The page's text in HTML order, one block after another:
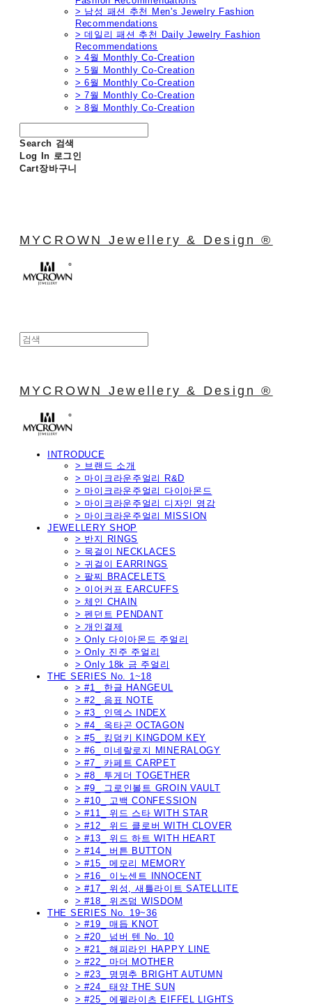
> 남성 패션 추천 Men's Jewelry Fashion
Recommendations
> 데일리 패션 추천 Daily Jewelry Fashion
Recommendations
> 4월 Monthly Co-Creation
> 5월 Monthly Co-Creation
> 6월 Monthly Co-Creation
> 7월 Monthly Co-Creation
> 8월 Monthly Co-Creation
Search 검색
Log In 로그인
Cart장바구니
MYCROWN Jewellery & Design ®
MYCROWN Jewellery & Design ®
INTRODUCE
> 브랜드 소개
> 마이크라운주얼리 R&D
> 마이크라운주얼리 다이아몬드
> 마이크라운주얼리 디자인 영감
> 마이크라운주얼리 MISSION
JEWELLERY SHOP
> 반지 RINGS
> 목걸이 NECKLACES
> 귀걸이 EARRINGS
> 팔찌 BRACELETS
> 이어커프 EARCUFFS
> 체인 CHAIN
> 펜던트 PENDANT
> 개인결제
> Only 다이아몬드 주얼리
> Only 진주 주얼리
> Only 18k 금 주얼리
THE SERIES No. 1~18
> #1_ 한글 HANGEUL
> #2_ 음표 NOTE
> #3_ 인덱스 INDEX
> #4_ 옥타곤 OCTAGON
> #5_ 킹덤키 KINGDOM KEY
> #6_ 미네랄로지 MINERALOGY
> #7_ 카페트 CARPET
> #8_ 투게더 TOGETHER
> #9_ 그로인볼트 GROIN VAULT
> #10_ 고백 CONFESSION
> #11_ 위드 스타 WITH STAR
> #12_ 위드 클로버 WITH CLOVER
> #13_ 위드 하트 WITH HEART
> #14_ 버튼 BUTTON
> #15_ 메모리 MEMORY
> #16_ 이노센트 INNOCENT
> #17_ 위성, 새틀라이트 SATELLITE
> #18_ 위즈덤 WISDOM
THE SERIES No. 19~36
> #19_ 매듭 KNOT
> #20_ 넘버 텐 No. 10
> #21_ 해피라인 HAPPY LINE
> #22_ 마더 MOTHER
> #23_ 명명추 BRIGHT AUTUMN
> #24_ 태양 THE SUN
> #25_ 에펠라이츠 EIFFEL LIGHTS